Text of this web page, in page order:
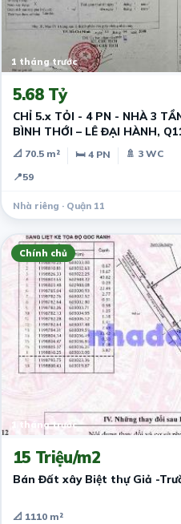
1 tháng trước
5.68 Tỷ
CHỈ 5.x TỎI - 4 PN - NHÀ 3
BÌNH THỚI – LÊ ĐẠI HÀNH,
📐 70.5 m² 🛏 4 PN
🚿 3 WC
📍59
Nhà riêng · Quận 11
Chính chủ
1 tháng trước
15 Triệu/m2
Bán Đất xây Biệt thự Giả -
📐 1110 m²